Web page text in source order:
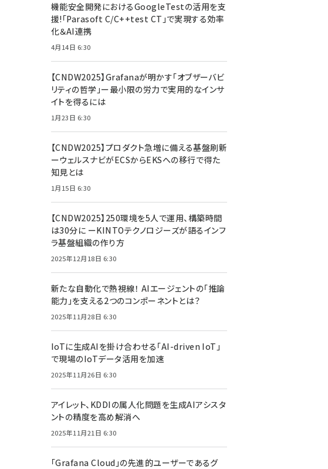
機能安全開発におけるGoogleTestの活用を支
援!「Parasoft C/C++test CT」で実現する効率
化＆AI連携
4月14日 6:30
【CNDW2025】Grafanaが明かす「オブザーバビ
リティの哲学」ー最小限の労力で実用的なインサ
イトを得るには
1月23日 6:30
【CNDW2025】プロダクト急増に備える基盤刷新
ーウェルスナビがECSからEKSへの移行で得た
知見とは
1月15日 6:30
【CNDW2025】250環境を5人で運用、構築時間
は30分に ーKINTOテクノロジーズが語るインフ
ラ基盤組織の作り方
2025年12月18日 6:30
新たな自動化で熱視線！ AIエージェントの「推論
能力」を支える2つのコンポーネントとは？
2025年11月28日 6:30
IoTに生成AIを掛け合わせる「AI-driven IoT」
で現場のIoTデータ活用を加速
2025年11月26日 6:30
アイレット、KDDIの属人化問題を生成AIアシスタ
ントの精度を高め解消へ
2025年11月21日 6:30
「Grafana Cloud」の先進的ユーザーであるグ